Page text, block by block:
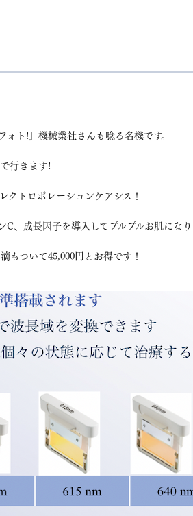
ト!』機械業社さんも唸る名機です。
行きます!
クトロポレーションケアシス！
C、成長因子を導入してプルプルお肌にな
もついて45,000円とお得です！